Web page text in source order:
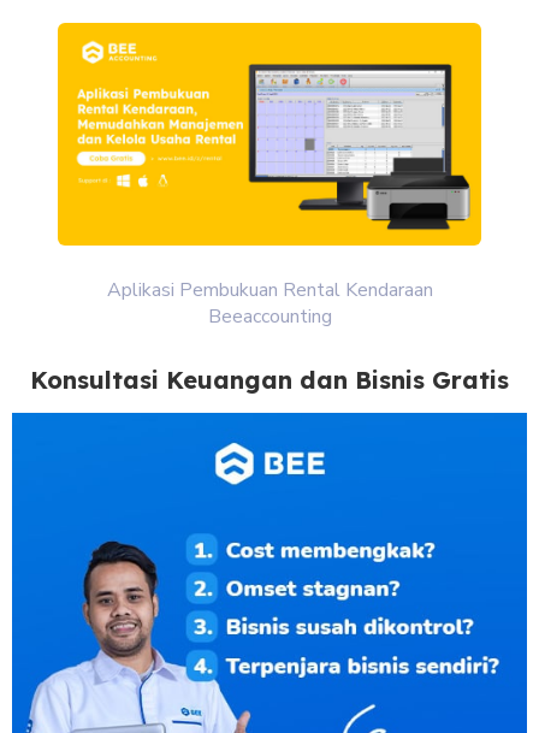
Aplikasi Pembukuan Rental Kendaraan
Beeaccounting
Konsultasi Keuangan dan Bisnis Gratis